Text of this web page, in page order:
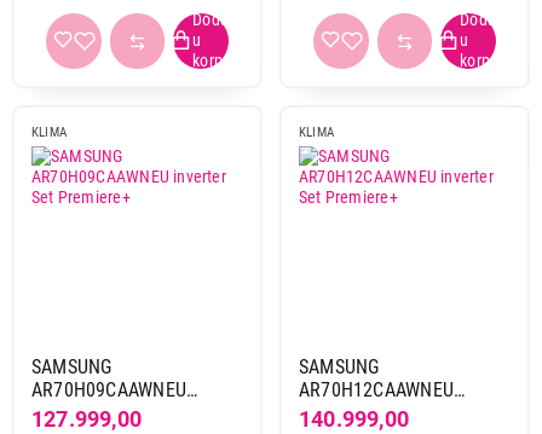
KLIMA
SAMSUNG
AR70H09CAAWNEU
inverter Set Premiere+
127.999,00
KLIMA
SAMSUNG
AR70H12CAAWNEU
inverter Set Premiere+
140.999,00